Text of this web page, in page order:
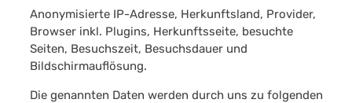
Anonymisierte IP-Adresse, Herkunftsland, Provider,
Browser inkl. Plugins, Herkunftsseite, besuchte
Seiten, Besuchszeit, Besuchsdauer und
Bildschirmauflösung.
Die genannten Daten werden durch uns zu folgenden